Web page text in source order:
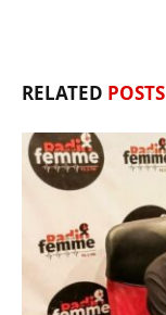
RELATED POSTS